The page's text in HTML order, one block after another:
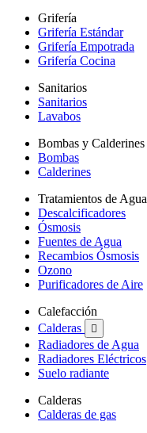
Grifería
Grifería Estándar
Grifería Empotrada
Grifería Cocina
Sanitarios
Sanitarios
Lavabos
Bombas y Calderines
Bombas
Calderines
Tratamientos de Agua
Descalcificadores
Ósmosis
Fuentes de Agua
Recambios Ósmosis
Ozono
Purificadores de Aire
Calefacción
Calderas

Radiadores de Agua
Radiadores Eléctricos
Suelo radiante
Calderas
Calderas de gas